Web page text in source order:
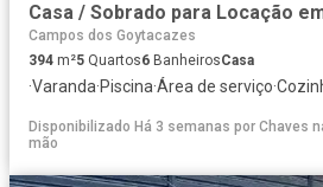
Campos dos Goytacazes
394 m²5 Quartos6 BanheirosCasa
·Varanda·Piscina·Área de serviço·
Disponibilizado Há 3 semanas por Chaves
mão